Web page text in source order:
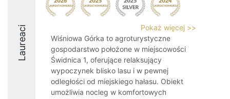
Laureaci
Pokaż więcej >>
Wiśniowa Górka to agroturystyczne
gospodarstwo położone w miejscowości
Świdnica 1, oferujące relaksujący
wypoczynek blisko lasu i w pewnej
odległości od miejskiego hałasu. Obiekt
umożliwia nocleg w komfortowych